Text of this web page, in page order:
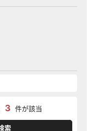
3 件が該当